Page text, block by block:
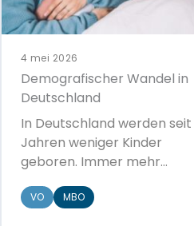
4 mei 2026
Demografischer Wandel in
Deutschland
In Deutschland werden seit
Jahren weniger Kinder
geboren. Immer mehr
Familienplanung nach hinten
VO MBO